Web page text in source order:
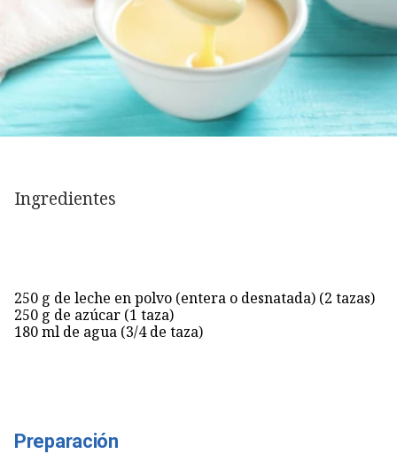
Ingredientes
250 g de leche en polvo (entera o desnatada) (2 tazas)
250 g de azúcar (1 taza)
180 ml de agua (3/4 de taza)
Preparación